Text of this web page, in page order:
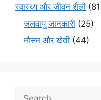
स्वास्थ्य और जीवन शैली
जलवायु जानकारी (25)
मौसम और खेती (44)